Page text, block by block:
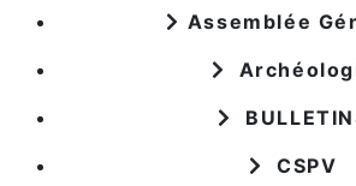
Assemblée
CSPV